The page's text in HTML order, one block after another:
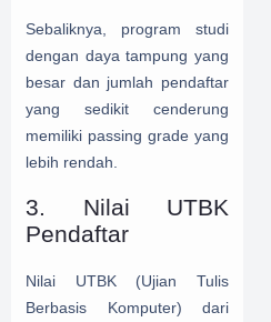
Sebaliknya, program studi
dengan daya tampung yang
besar dan jumlah pendaftar
yang sedikit cenderung
memiliki passing grade yang
lebih rendah.
3. Nilai UTBK
Pendaftar
Nilai UTBK (Ujian Tulis
Berbasis Komputer) dari